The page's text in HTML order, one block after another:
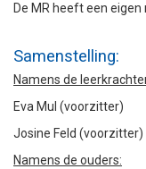
De MR heeft een eigen
Samenstelling:
Namens de
Eva Mul (voorzitter)
Josine Feld (voorzitter)
Namens de ouders: